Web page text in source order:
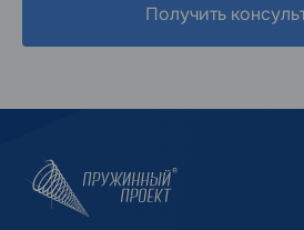
Получить